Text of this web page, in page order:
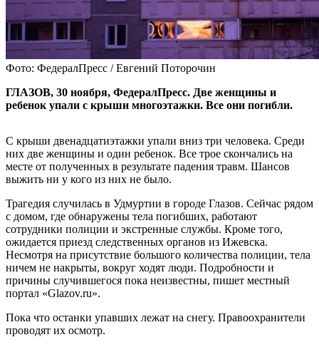
Фото: ФедералПресс / Евгений Поторочин
ГЛАЗОВ, 30 ноября, ФедералПресс. Две женщины и
ребенок упали с крыши многоэтажки. Все они погибли.
С крыши двенадцатиэтажки упали вниз три человека. Среди
них две женщины и один ребенок. Все трое скончались на
месте от полученных в результате падения травм. Шансов
выжить ни у кого из них не было.
Трагедия случилась в Удмуртии в городе Глазов. Сейчас рядом
с домом, где обнаружены тела погибших, работают
сотрудники полиции и экстренные службы. Кроме того,
ожидается приезд следственных органов из Ижевска.
Несмотря на присутствие большого количества полиции, тела
ничем не накрыты, вокруг ходят люди. Подробности и
причины случившегося пока неизвестны, пишет местный
портал «Glazov.ru».
Пока что останки упавших лежат на снегу. Правоохранители
проводят их осмотр.